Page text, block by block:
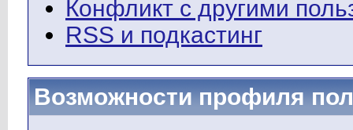
Конфликт с другими
RSS и подкастинг
Возможности профиля